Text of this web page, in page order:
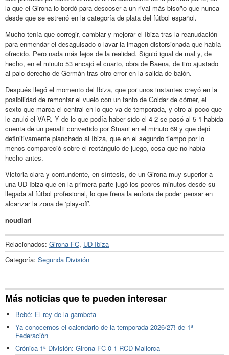
la que el Girona lo bordó para descoser a un rival más bisoño que nunca
desde que se estrenó en la categoría de plata del fútbol español.
Mucho tenía que corregir, cambiar y mejorar el Ibiza tras la reanudación
para enmendar el desaguisado o lavar la imagen distorsionada que había
ofrecido. Pero nada más lejos de la realidad. Siguió igual de mal y, de
hecho, en el minuto 53 encajó el cuarto, obra de Baena, de tiro ajustado
al palo derecho de Germán tras otro error en la salida de balón.
Después llegó el momento del Ibiza, que por unos instantes creyó en la
posibilidad de remontar el vuelo con un tanto de Goldar de córner, el
sexto que marca el central en lo que va de temporada, y otro al poco que
le anuló el VAR. Y de lo que podía haber sido el 4-2 se pasó al 5-1 habida
cuenta de un penalti convertido por Stuani en el minuto 69 y que dejó
definitivamente planchado al Ibiza, que en el segundo tiempo por lo
menos compareció sobre el rectángulo de juego, cosa que no había
hecho antes.
Victoria clara y contundente, en síntesis, de un Girona muy superior a
una UD Ibiza que en la primera parte jugó los peores minutos desde su
llegada al fútbol profesional, lo que frena la euforia de poder pensar en
alcanzar la zona de ‘play-off’.
noudiari
Relacionados: Girona FC, UD Ibiza
Categoría: Segunda División
Más noticias que te pueden interesar
Bebé: El rey de la gambeta
Ya conocemos el calendario de la temporada 2026/27! de 1ª
Federación
Crónica 1ª División: Girona FC 0-1 RCD Mallorca